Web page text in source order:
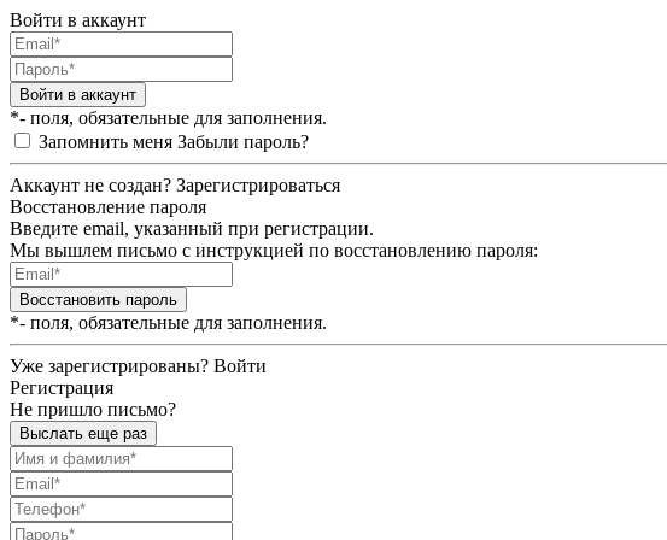
Войти в аккаунт
Войти в аккаунт
*- поля, обязательные для заполнения.
Запомнить меня Забыли пароль?
Аккаунт не создан? Зарегистрироваться
Восстановление пароля
Введите email, указанный при регистрации.
Мы вышлем письмо с инструкцией по восстановлению пароля:
Восстановить пароль
*- поля, обязательные для заполнения.
Уже зарегистрированы? Войти
Регистрация
Не пришло письмо?
Выслать еще раз